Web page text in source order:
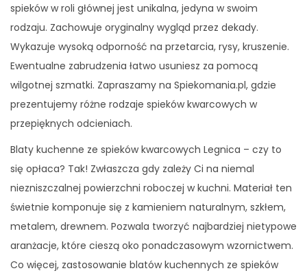
spieków w roli głównej jest unikalna, jedyna w swoim
rodzaju. Zachowuje oryginalny wygląd przez dekady.
Wykazuje wysoką odporność na przetarcia, rysy, kruszenie.
Ewentualne zabrudzenia łatwo usuniesz za pomocą
wilgotnej szmatki. Zapraszamy na Spiekomania.pl, gdzie
prezentujemy różne rodzaje spieków kwarcowych w
przepięknych odcieniach.
Blaty kuchenne ze spieków kwarcowych Legnica – czy to
się opłaca? Tak! Zwłaszcza gdy zależy Ci na niemal
niezniszczalnej powierzchni roboczej w kuchni. Materiał ten
świetnie komponuje się z kamieniem naturalnym, szkłem,
metalem, drewnem. Pozwala tworzyć najbardziej nietypowe
aranżacje, które cieszą oko ponadczasowym wzornictwem.
Co więcej, zastosowanie blatów kuchennych ze spieków